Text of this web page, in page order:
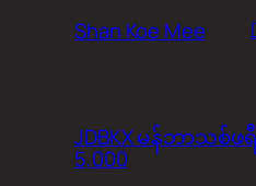
Shan Koe Mee
JDBKX မန်ဘာသစ်ဖ
5,000